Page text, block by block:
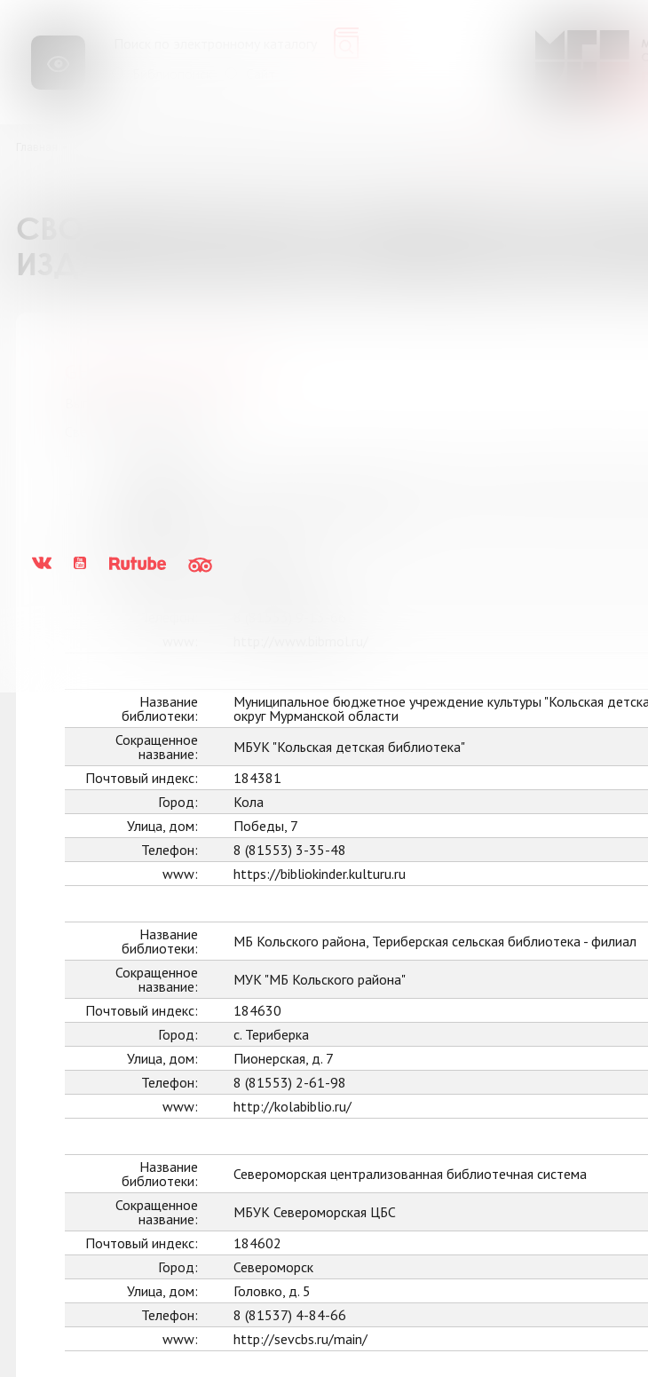
СВОДНЫЙ КАТАЛОГ ПОДПИСКИ НА
ИЗДАНИЯ БИБЛИОТЕК МУРМАНСКОЙ
Город:
Название
библиотеки:
Муниципальное бюджетное учреждение культуры "Кольская
округ Мурманской области
Сокращенное
название:
МБУК "Кольская детская библиотека"
Почтовый индекс:
184381
Город:
Кола
Улица, дом:
Победы, 7
Телефон:
8 (81553) 3-35-48
www:
https://bibliokinder.kulturu.ru
Название
библиотеки:
МБ Кольского района, Териберская сельская библиотека - филиал
Сокращенное
название:
МУК "МБ Кольского района"
Почтовый индекс:
184630
Город:
с. Териберка
Улица, дом:
Пионерская, д. 7
Телефон:
8 (81553) 2-61-98
www:
http://kolabiblio.ru/
Название
библиотеки:
Североморская централизованная библиотечная система
Сокращенное
название:
МБУК Североморская ЦБС
Почтовый индекс:
184602
Город:
Североморск
Улица, дом:
Головко, д. 5
Телефон:
8 (81537) 4-84-66
www:
http://sevcbs.ru/main/